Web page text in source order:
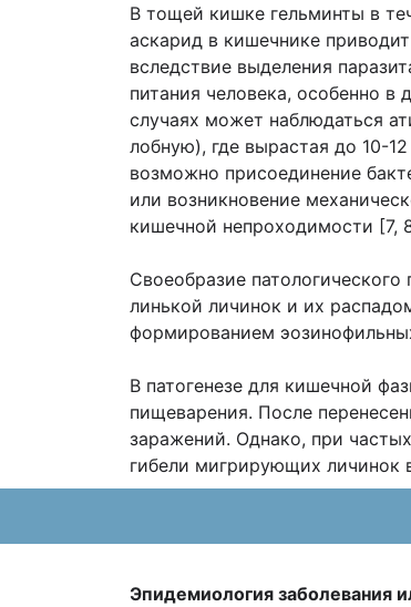
В тощей кишке гельминты в
аскарид в кишечнике
вследствие выделения
питания человека, особенно в
случаях может наблюдаться
лобную), где вырастая до 10-
возможно присоединение
или возникновение
кишечной непроходимости [7,
Своеобразие
линькой личинок и их
формированием
В патогенезе для кишечной
пищеварения. После
заражений. Однако, при
гибели мигрирующих личинок
Эпидемиология заболевания